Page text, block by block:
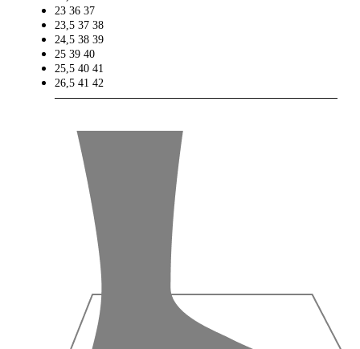
23 36 37
23,5 37 38
24,5 38 39
25 39 40
25,5 40 41
26,5 41 42